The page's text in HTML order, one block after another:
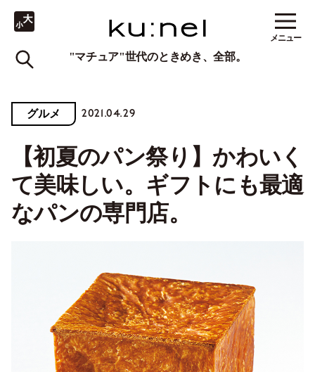
"マチュア"世代のときめき、全部。
メニュー
グルメ 2021.04.29
【初夏のパン祭り】かわいく
て美味しい。ギフトにも最適
なパンの専門店。